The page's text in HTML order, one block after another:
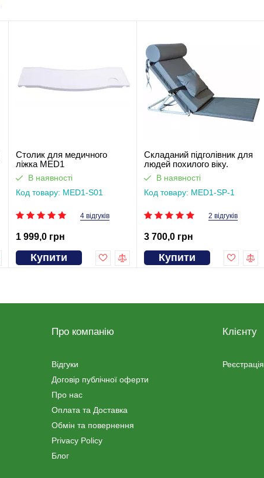
Столик для медичного
ліжка MED1
В наявності
Код товару: MED1-S01
4 відгуків
1 999,0 грн
Купити
Складаний підголівник для
людей похилого віку.
Аналог двосекційного ліжка
В наявності
Код товару: MED1-SP-1
2 відгуків
3 700,0 грн
Купити
Про компанію
Відгуки
Договір публічної оферти
Про нас
Оплата та Доставка
Обмін та повернення
Privacy Policy
Блог
Клієнту
Реєстрація